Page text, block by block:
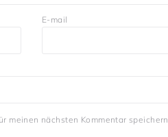
E-mail
meinen nächsten Kommentar speichern.